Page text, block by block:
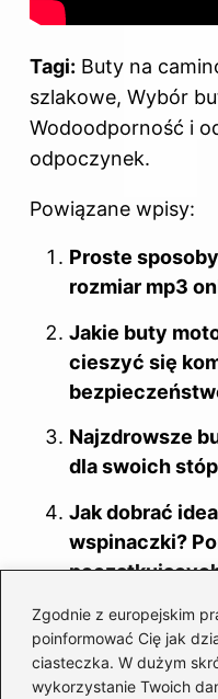
Zgodnie z europejskim
poinformować Cię jak
ciasteczka. W dużym
wykorzystanie Twoich
Tagi: Buty na
szlakowe, Wybór
Wodoodporność i
odpoczynek.
Powiązane wpisy:
Proste
rozmiar mp3
Jakie buty
cieszyć się
Najzdrowsze
dla swoich
Jak dobrać
wspinaczki?
Twój szynszyl
relaks – naucz
swojego pupila!